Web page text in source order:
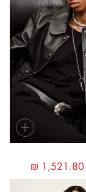
+
₪ 1,521.80